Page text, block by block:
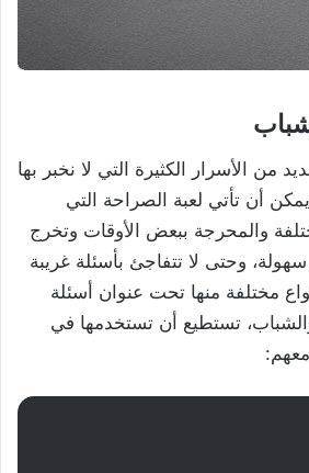
من الأسرار الكثيرة التي لا نخبر بها
أن تأتي لعبة الصراحة التي
والمحرجة ببعض الأوقات وتخرج
وحتى لا تتفاجئ بأسئلة غريبة
مختلفة منها تحت عنوان أسئلة
تستطيع أن تستخدمها في